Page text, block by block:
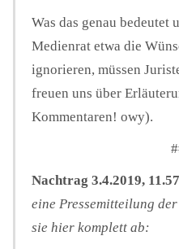
Was das genau bedeutet
Medienrat etwa die
ignorieren, müssen
freuen uns über
Kommentaren! owy).
Nachtrag 3.4.2019,
eine Pressemitteilung
sie hier komplett ab: